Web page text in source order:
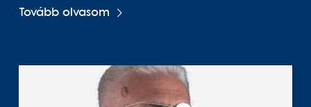
Tovább olvasom